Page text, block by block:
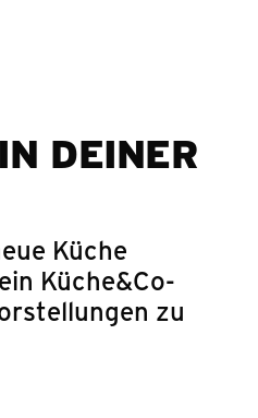
IN DEINER
Küche
Küche&Co-
zu